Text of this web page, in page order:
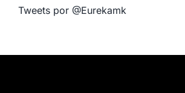
Tweets por @Eurekamk